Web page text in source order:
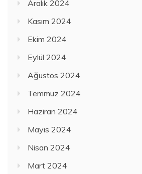
Aralık 2024
Kasım 2024
Ekim 2024
Eylül 2024
Ağustos 2024
Temmuz 2024
Haziran 2024
Mayıs 2024
Nisan 2024
Mart 2024